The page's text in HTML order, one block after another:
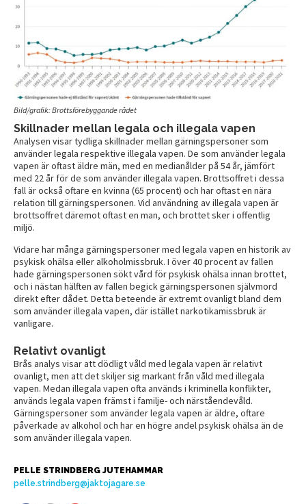
Bild/grafik: Brottsförebyggande rådet
Skillnader mellan legala och illegala vapen
Analysen visar tydliga skillnader mellan gärningspersoner som
använder legala respektive illegala vapen. De som använder legala
vapen är oftast äldre män, med en medianålder på 54 år, jämfört
med 22 år för de som använder illegala vapen. Brottsoffret i dessa
fall är också oftare en kvinna (65 procent) och har oftast en nära
relation till gärningspersonen. Vid användning av illegala vapen är
brottsoffret däremot oftast en man, och brottet sker i offentlig
miljö.
Vidare har många gärningspersoner med legala vapen en historik av
psykisk ohälsa eller alkoholmissbruk. I över 40 procent av fallen
hade gärningspersonen sökt vård för psykisk ohälsa innan brottet,
och i nästan hälften av fallen begick gärningspersonen självmord
direkt efter dådet. Detta beteende är extremt ovanligt bland dem
som använder illegala vapen, där istället narkotikamissbruk är
vanligare.
Relativt ovanligt
Brås analys visar att dödligt våld med legala vapen är relativt
ovanligt, men att det skiljer sig markant från våld med illegala
vapen. Medan illegala vapen ofta används i kriminella konflikter,
används legala vapen främst i familje- och närståendevåld.
Gärningspersoner som använder legala vapen är äldre, oftare
påverkade av alkohol och har en högre andel psykisk ohälsa än de
som använder illegala vapen.
PELLE STRINDBERG JUTEHAMMAR
pelle.strindberg@jaktojagare.se